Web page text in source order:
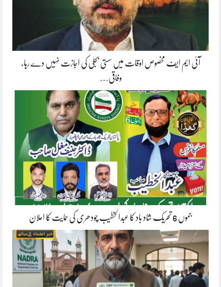
آئی ایم ایف مخصوص اوقات میں سستی بجلی کی اجازت نہیں دے رہا،
وفاقی…
جموں 6 تحریک شاد باد کا عبدالخطیب چودھری کی حمایت کا اعلان